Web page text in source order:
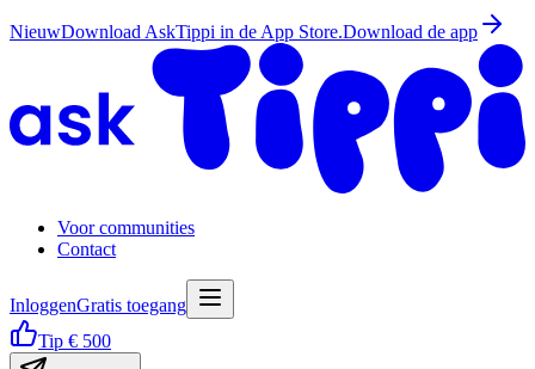
NieuwDownload AskTippi in de App Store.Download de app
Voor communities
Contact
InloggenGratis toegang
Tip € 500